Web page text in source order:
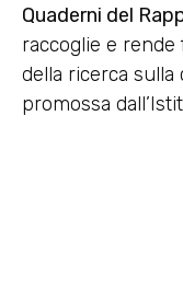
Quaderni del
raccoglie e
della ricerca sulla
promossa